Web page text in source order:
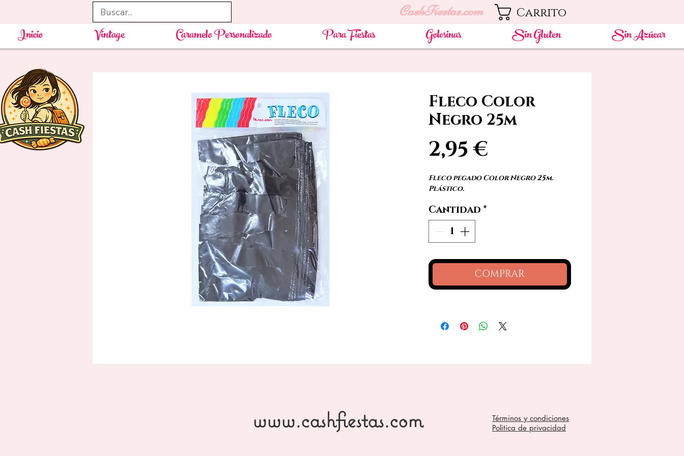
CashFiestas.com Carrito
Inicio Vintage Caramelo Personalizado Para Fiestas Golosinas Sin Gluten Sin Azúcar
Fleco Color
Negro 25m
2,95 €
Fleco pegado Color Negro 25m.
Plástico.
Cantidad *
COMPRAR
www.cashfiestas.com
Términos y condiciones
Politica de privacidad